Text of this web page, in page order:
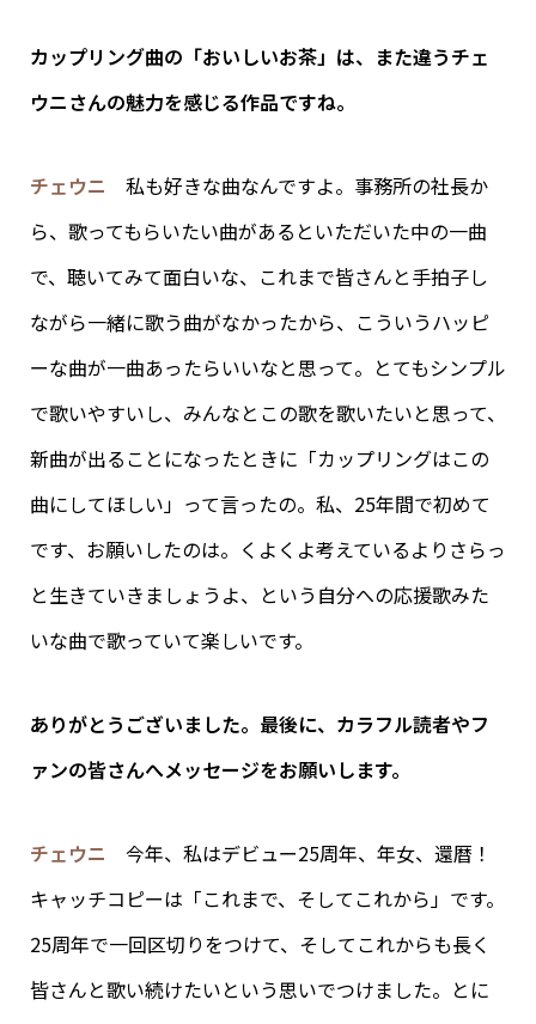
カップリング曲の「おいしいお茶」は、また違うチェ
ウニさんの魅力を感じる作品ですね。
チェウニ 私も好きな曲なんですよ。事務所の社長か
ら、歌ってもらいたい曲があるといただいた中の一曲
で、聴いてみて面白いな、これまで皆さんと手拍子し
ながら一緒に歌う曲がなかったから、こういうハッピ
ーな曲が一曲あったらいいなと思って。とてもシンプル
で歌いやすいし、みんなとこの歌を歌いたいと思って、
新曲が出ることになったときに「カップリングはこの
曲にしてほしい」って言ったの。私、25年間で初めて
です、お願いしたのは。くよくよ考えているよりさらっ
と生きていきましょうよ、という自分への応援歌みた
いな曲で歌っていて楽しいです。
ありがとうございました。最後に、カラフル読者やフ
ァンの皆さんへメッセージをお願いします。
チェウニ 今年、私はデビュー25周年、年女、還暦！
キャッチコピーは「これまで、そしてこれから」です。
25周年で一回区切りをつけて、そしてこれからも長く
皆さんと歌い続けたいという思いでつけました。とに